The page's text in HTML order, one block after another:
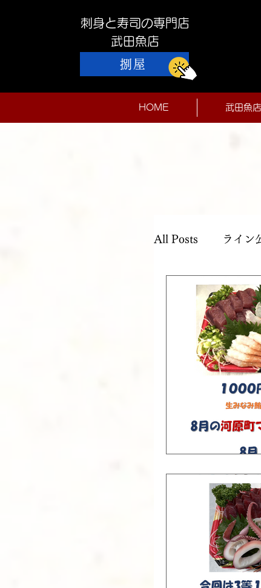
刺身と寿司の専門店
​武田魚店
捌屋
HOME 武田魚
All Posts ライン
お刺身くじ写真